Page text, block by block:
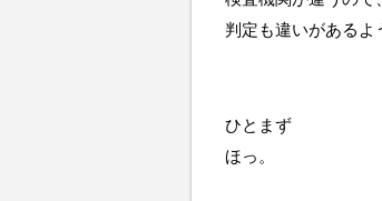
判定も違いがあるよ
ひとまず
ほっ。